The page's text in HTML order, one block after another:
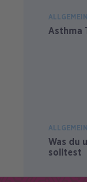
ALLGEMEIN
Asthma
ALLGEMEIN
Was du
solltest